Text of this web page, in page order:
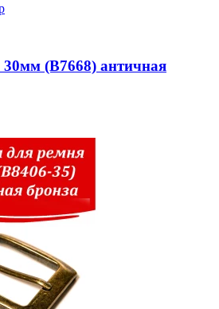
(В7668) античная